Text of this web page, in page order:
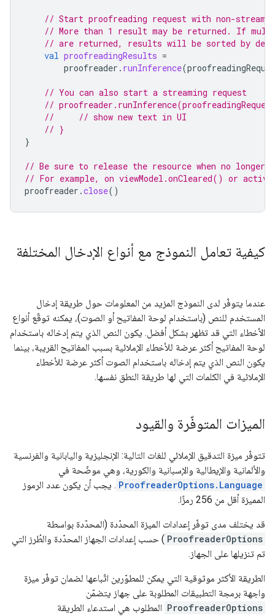
// Start proofreading request with non-
// More than 1 result may be returned. If
// are returned, results will be sorted by
val proofreadingResults =
proofreader . runInference(
// You can also start a streaming request
//
//     // show new text in UI
// }
}
// Be sure to release the resource when no longer
// For example, on viewModel.onCleared() or
proofreader .close()
كيفية تعامل النموذج مع أنواع الإدخال المختلفة
عندما يتوفّر لدى النموذج المزيد من المعلومات حول طريقة إدخال
المستخدم للنص (باستخدام لوحة المفاتيح أو الصوت)، يمكنه توقّع أنواع
الأخطاء التي قد تظهر بشكل أفضل. يكون النص الذي يتم إدخاله باستخدام
لوحة المفاتيح أكثر عرضة للأخطاء الإملائية بسبب المفاتيح القريبة، بينما
يكون النص الذي يتم إدخاله باستخدام الصوت أكثر عرضة للأخطاء
الإملائية في الكلمات التي لها طريقة النطق نفسها.
الميزات المتوفّرة والقيود
تتوفّر ميزة التدقيق الإملائي للغات التالية: الإنجليزية واليابانية والفرنسية
والألمانية والإيطالية والإسبانية والكورية، وهي موضّحة في
ProofreaderOptions.Language . يجب أن يكون عدد الرموز
المميزة أقل من 256 رمزًا.
قد يختلف مدى توفّر إعدادات الميزة المحدّدة (المحدّدة بواسطة
ProofreaderOptions ) حسب إعدادات الجهاز المحدّدة والطُرز التي
تم تنزيلها على الجهاز.
الطريقة الأكثر موثوقية التي يمكن للمطوّرين اتّباعها لضمان توفّر ميزة
واجهة برمجة التطبيقات المطلوبة على جهاز يتضمّن
ProofreaderOptions المطلوب هي استدعاء الطريقة